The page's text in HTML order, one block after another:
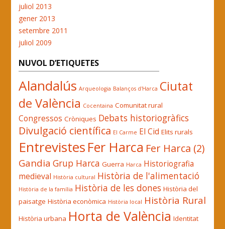
juliol 2013
gener 2013
setembre 2011
juliol 2009
NUVOL D’ETIQUETES
Alandalús Arqueologia Balanços d'Harca Ciutat
de València Cocentaina Comunitat rural
Congressos Cròniques Debats historiogràfics
Divulgació científica El Carme El Cid Elits rurals
Entrevistes Fer Harca Fer Harca (2)
Gandia Grup Harca Guerra Harca Historiografia
medieval Història cultural Història de l'alimentació
Història de la família Història de les dones Història del
paisatge Història econòmica Història local Història Rural
Història urbana Horta de València Identitat